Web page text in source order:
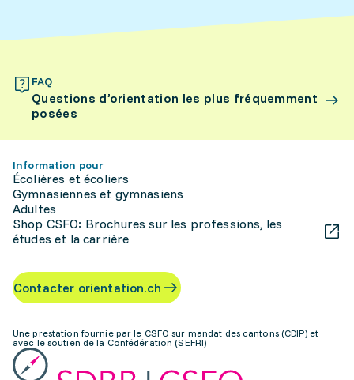
FAQ
Questions d’orientation les plus fréquemment
posées
Information pour
Écolières et écoliers
Gymnasiennes et gymnasiens
Adultes
Shop CSFO: Brochures sur les professions, les
études et la carrière
Contacter orientation.ch
Une prestation fournie par le CSFO sur mandat des cantons (CDIP) et
avec le soutien de la Confédération (SEFRI)